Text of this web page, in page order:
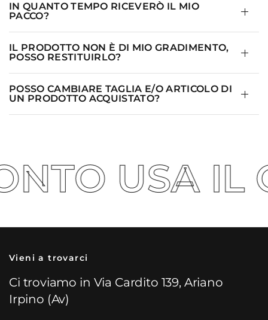
IN QUANTO TEMPO RICEVERÒ IL MIO
PACCO?
IL PRODOTTO NON È DI MIO GRADIMENTO,
POSSO RESTITUIRLO?
POSSO CAMBIARE TAGLIA E/O ARTICOLO DI
UN PRODOTTO ACQUISTATO?
USA IL
Vieni a trovarci
Ci troviamo in Via Cardito 139, Ariano
Irpino (Av)